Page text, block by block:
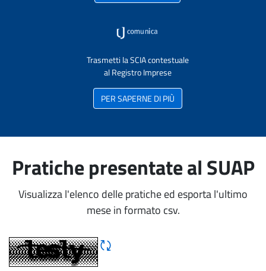
Trasmetti la SCIA contestuale
al Registro Imprese
PER SAPERNE DI PIÙ
Pratiche presentate al SUAP
Visualizza l'elenco delle pratiche ed esporta l'ultimo
mese in formato csv.
Rigene CAPTCHA